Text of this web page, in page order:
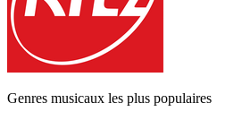
Genres musicaux les plus populaires